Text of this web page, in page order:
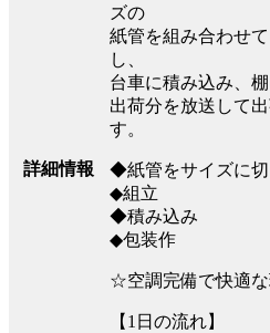
詳細情報
ズの
紙管を組み合わせ
し、
台車に積み込み、
出荷分を放送して
す。
◆紙管をサイズに切
◆組立
◆積み込み
◆包装作
☆空調完備で快適な
【1日の流れ】